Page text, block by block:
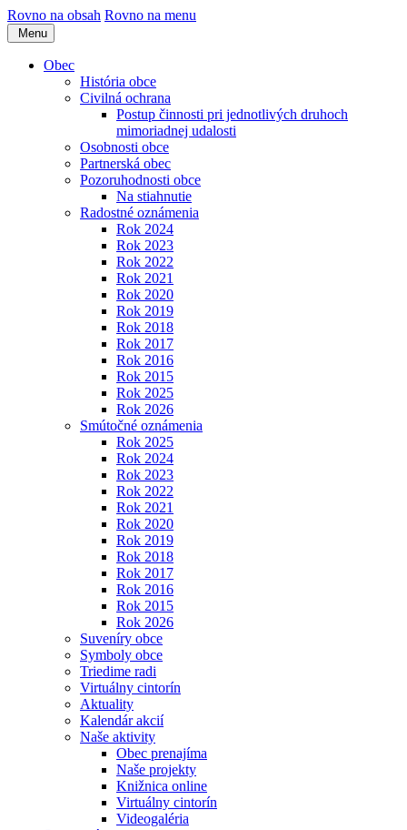
Rovno na obsah Rovno na menu
Menu
Obec
História obce
Civilná ochrana
Postup činnosti pri jednotlivých druhoch
mimoriadnej udalosti
Osobnosti obce
Partnerská obec
Pozoruhodnosti obce
Na stiahnutie
Radostné oznámenia
Rok 2024
Rok 2023
Rok 2022
Rok 2021
Rok 2020
Rok 2019
Rok 2018
Rok 2017
Rok 2016
Rok 2015
Rok 2025
Rok 2026
Smútočné oznámenia
Rok 2025
Rok 2024
Rok 2023
Rok 2022
Rok 2021
Rok 2020
Rok 2019
Rok 2018
Rok 2017
Rok 2016
Rok 2015
Rok 2026
Suveníry obce
Symboly obce
Triedime radi
Virtuálny cintorín
Aktuality
Kalendár akcií
Naše aktivity
Obec prenajíma
Naše projekty
Knižnica online
Virtuálny cintorín
Videogaléria